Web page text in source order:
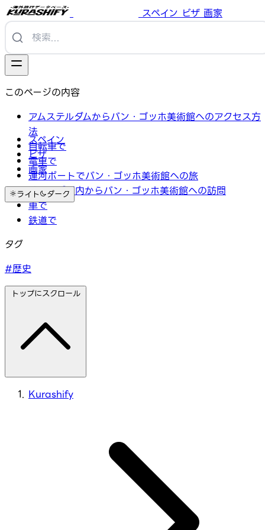
スペイン ビザ 画家
スペイン
ビザ
画家
ライト ダーク
このページの内容
アムステルダムからバン・ゴッホ美術館へのアクセス方
法
自転車で
電車で
運河ボートでバン・ゴッホ美術館への旅
オランダ国内からバン・ゴッホ美術館への訪問
車で
鉄道で
タグ
#歴史
トップにスクロール
Kurashify